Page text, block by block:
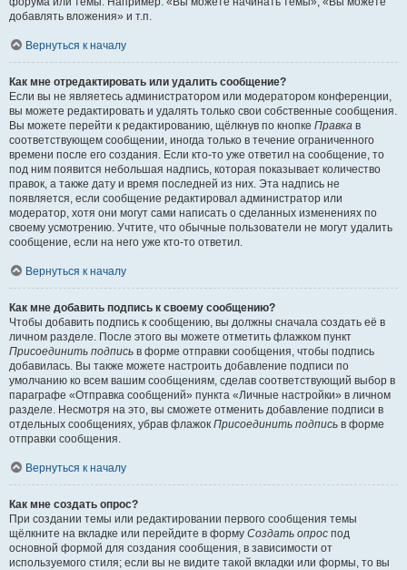
добавлять вложения» и т.п.
Вернуться к началу
Как мне отредактировать или удалить сообщение?
Если вы не являетесь администратором или модератором конференции,
вы можете редактировать и удалять только свои собственные сообщения.
Вы можете перейти к редактированию, щёлкнув по кнопке Правка в
соответствующем сообщении, иногда только в течение ограниченного
времени после его создания. Если кто-то уже ответил на сообщение, то
под ним появится небольшая надпись, которая показывает количество
правок, а также дату и время последней из них. Эта надпись не
появляется, если сообщение редактировал администратор или
модератор, хотя они могут сами написать о сделанных изменениях по
своему усмотрению. Учтите, что обычные пользователи не могут удалить
сообщение, если на него уже кто-то ответил.
Вернуться к началу
Как мне добавить подпись к своему сообщению?
Чтобы добавить подпись к сообщению, вы должны сначала создать её в
личном разделе. После этого вы можете отметить флажком пункт
Присоединить подпись в форме отправки сообщения, чтобы подпись
добавилась. Вы также можете настроить добавление подписи по
умолчанию ко всем вашим сообщениям, сделав соответствующий выбор в
параграфе «Отправка сообщений» пункта «Личные настройки» в личном
разделе. Несмотря на это, вы сможете отменить добавление подписи в
отдельных сообщениях, убрав флажок Присоединить подпись в форме
отправки сообщения.
Вернуться к началу
Как мне создать опрос?
При создании темы или редактировании первого сообщения темы
щёлкните на вкладке или перейдите в форму Создать опрос под
основной формой для создания сообщения, в зависимости от
используемого стиля; если вы не видите такой вкладки или формы, то вы